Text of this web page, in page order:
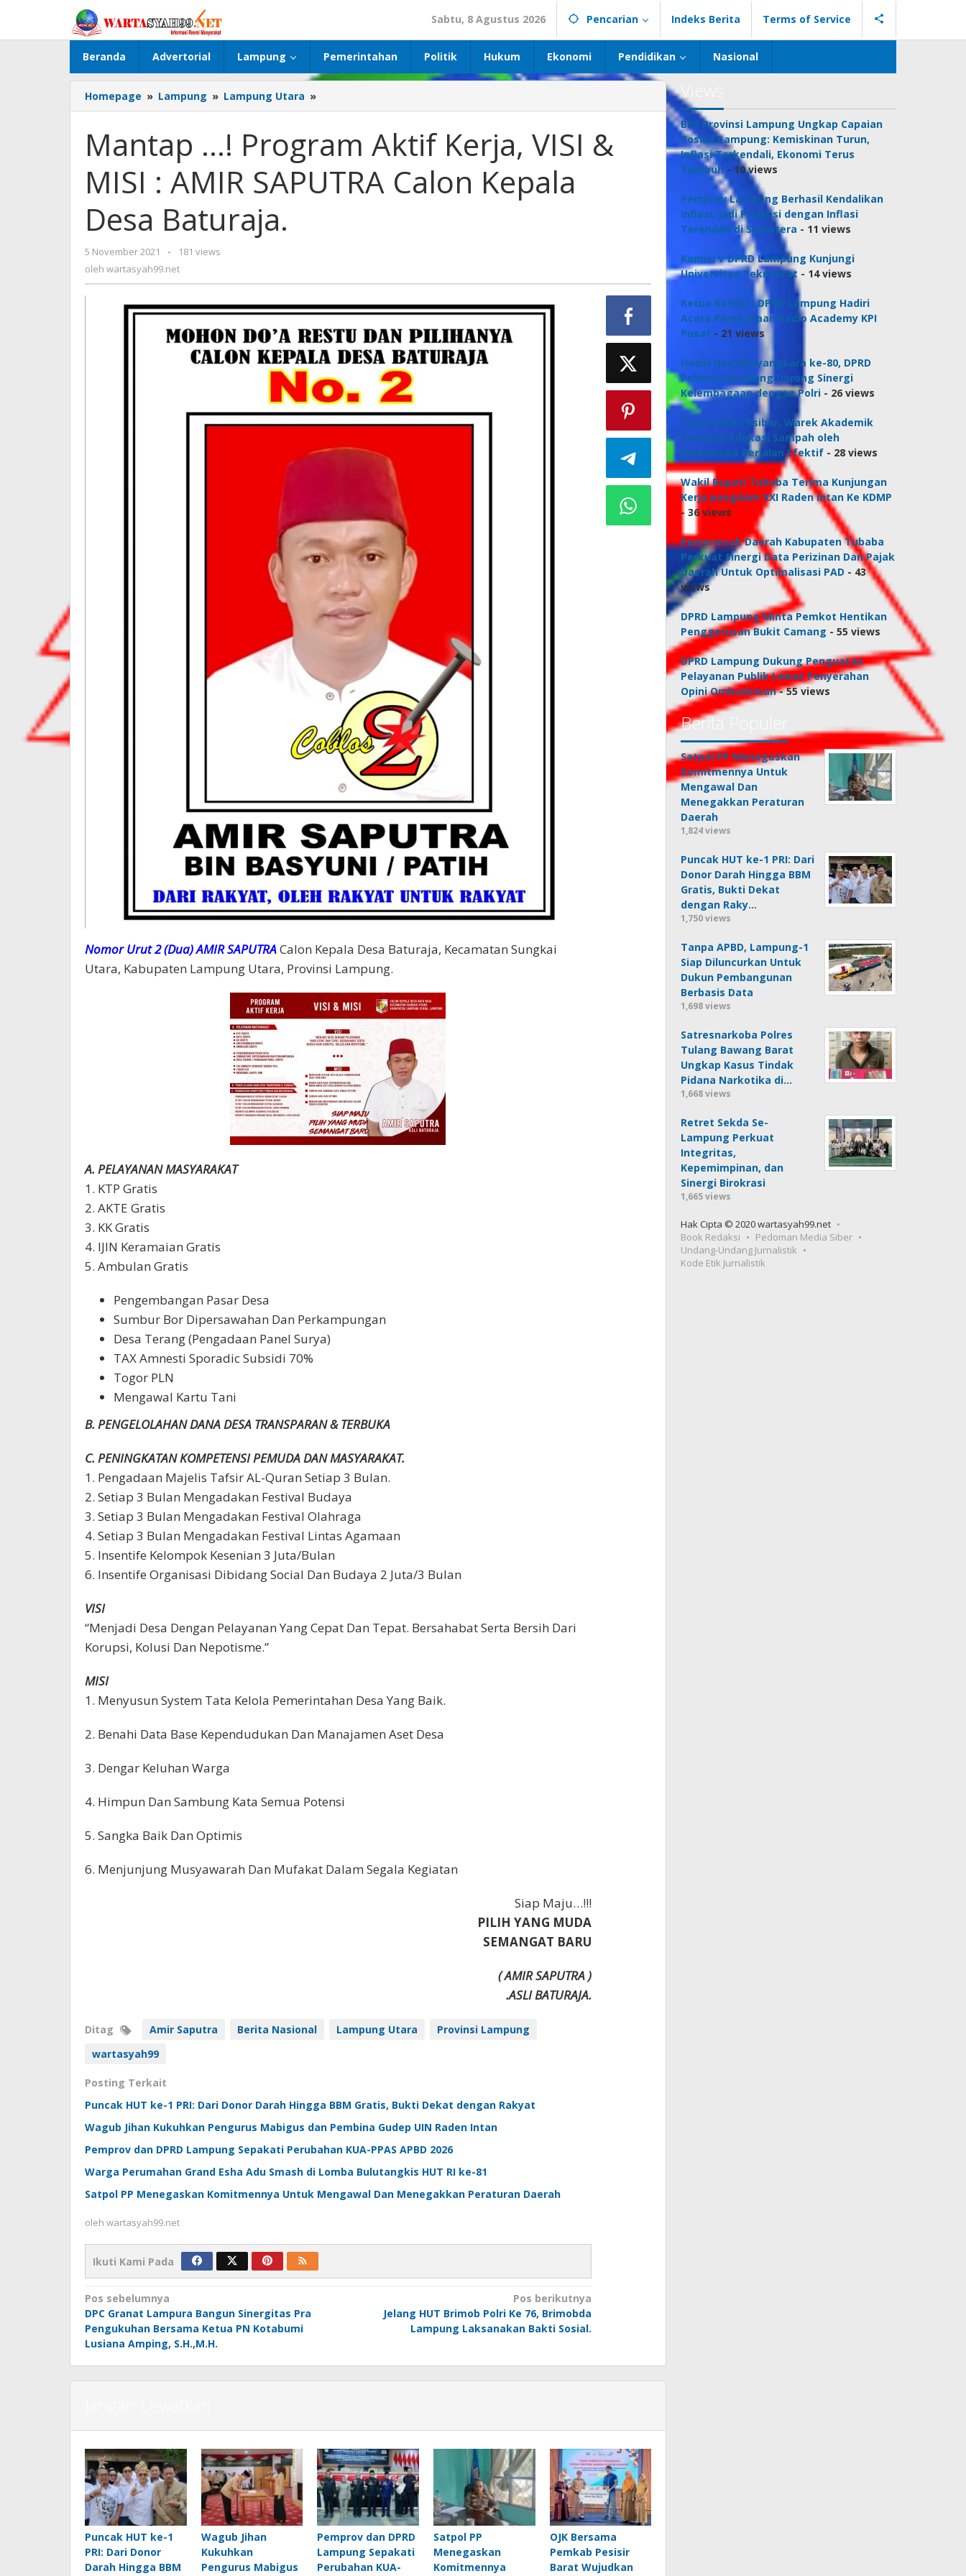
konten
Sabtu, 8 Agustus 2026 Pencarian Indeks Berita Terms of Service
Beranda Advertorial Lampung Pemerintahan Politik Hukum Ekonomi Pendidikan Nasional
Homepage » Lampung » Lampung Utara »
...!
Aktif
Kerja,
VISI
&
Baturaja.
Mantap …! Program Aktif Kerja, VISI &
MISI : AMIR SAPUTRA Calon Kepala
Desa Baturaja.
5 November 2021
oleh
wartasyah99.net
-
181 views
oleh wartasyah99.net
Nomor Urut 2 (Dua) AMIR SAPUTRACalon Kepala Desa Baturaja, Kecamatan Sungkai
Utara, Kabupaten Lampung Utara, Provinsi Lampung.
A. PELAYANAN MASYARAKAT
1. KTP Gratis
2. AKTE Gratis
3. KK Gratis
4. IJIN Keramaian Gratis
5. Ambulan Gratis
Pengembangan Pasar Desa
Sumbur Bor Dipersawahan Dan Perkampungan
Desa Terang (Pengadaan Panel Surya)
TAX Amnesti Sporadic Subsidi 70%
Togor PLN
Mengawal Kartu Tani
B. PENGELOLAHAN DANA DESA TRANSPARAN & TERBUKA
C. PENINGKATAN KOMPETENSI PEMUDA DAN MASYARAKAT.
1. Pengadaan Majelis Tafsir AL-Quran Setiap 3 Bulan.
2. Setiap 3 Bulan Mengadakan Festival Budaya
3. Setiap 3 Bulan Mengadakan Festival Olahraga
4. Setiap 3 Bulan Mengadakan Festival Lintas Agamaan
5. Insentife Kelompok Kesenian 3 Juta/Bulan
6. Insentife Organisasi Dibidang Social Dan Budaya 2 Juta/3 Bulan
VISI
“Menjadi Desa Dengan Pelayanan Yang Cepat Dan Tepat. Bersahabat Serta Bersih Dari
Korupsi, Kolusi Dan Nepotisme.”
MISI
1. Menyusun System Tata Kelola Pemerintahan Desa Yang Baik.
2. Benahi Data Base Kependudukan Dan Manajamen Aset Desa
3. Dengar Keluhan Warga
4. Himpun Dan Sambung Kata Semua Potensi
5. Sangka Baik Dan Optimis
6. Menjunjung Musyawarah Dan Mufakat Dalam Segala Kegiatan
Siap Maju…!!!
PILIH YANG MUDA
SEMANGAT BARU
( AMIR SAPUTRA )
.ASLI BATURAJA.
Ditag Amir Saputra Berita Nasional Lampung Utara
Provinsi Lampung
wartasyah99
Posting Terkait
Puncak HUT ke-1 PRI: Dari Donor Darah Hingga BBM Gratis, Bukti Dekat dengan Rakyat
Wagub Jihan Kukuhkan Pengurus Mabigus dan Pembina Gudep UIN Raden Intan
Pemprov dan DPRD Lampung Sepakati Perubahan KUA-PPAS APBD 2026
Warga Perumahan Grand Esha Adu Smash di Lomba Bulutangkis HUT RI ke-81
Satpol PP Menegaskan Komitmennya Untuk Mengawal Dan Menegakkan Peraturan Daerah
oleh wartasyah99.net
Ikuti Kami Pada
Navigasi
pos
Pos sebelumnya
DPC Granat Lampura Bangun Sinergitas Pra
Pengukuhan Bersama Ketua PN Kotabumi
Lusiana Amping, S.H.,M.H.
Pos berikutnya
Jelang HUT Brimob Polri Ke 76, Brimobda
Lampung Laksanakan Bakti Sosial.
Puncak HUT ke-1
PRI: Dari Donor
Darah Hingga BBM
Wagub Jihan
Kukuhkan
Pengurus Mabigus
Pemprov dan DPRD
Lampung Sepakati
Perubahan KUA-
Satpol PP
Menegaskan
Komitmennya
OJK Bersama
Pemkab Pesisir
Barat Wujudkan
Views
BPS Provinsi Lampung Ungkap Capaian
Positif Lampung: Kemiskinan Turun,
Inflasi Terkendali, Ekonomi Terus
Tumbuh- 10 views
Pemprov Lampung Berhasil Kendalikan
Inflasi, Jadi Provinsi dengan Inflasi
Terendah di Sumatera - 11 views
Komisi V DPRD Lampung Kunjungi
Universitas Teknokrat - 14 views
Ketua Komisi I DPRD Lampung Hadiri
Acara Pembukaan Radio Academy KPI
Pusat - 21 views
Hadiri Hari Bhayangkara ke-80, DPRD
Provinsi Lampung Dorong Sinergi
Kelembagaan dengan Polri - 26 views
Tinjau KKN Pesibar, Warek Akademik
Pastikan Edukasi Sampah oleh
Mahasiswa Berjalan Efektif - 28 views
Wakil Bupati Tubaba Terima Kunjungan
Kerja pangdam XXI Raden Intan Ke KDMP
- 36 views
Pemerintah Daerah Kabupaten Tubaba
Perkuat Sinergi Data Perizinan Dan Pajak
Daerah Untuk Optimalisasi PAD - 43
views
DPRD Lampung Minta Pemkot Hentikan
Penggerusan Bukit Camang - 55 views
DPRD Lampung Dukung Penguatan
Pelayanan Publik Lewat Penyerahan
Opini Ombudsman- 55 views
Berita Populer
Satpol PP Menegaskan
Komitmennya Untuk
Mengawal Dan
Menegakkan Peraturan
Daerah
1,824 views
Puncak HUT ke-1 PRI: Dari
Donor Darah Hingga BBM
Gratis, Bukti Dekat
dengan Raky…
1,750 views
Tanpa APBD, Lampung-1
Siap Diluncurkan Untuk
Dukun Pembangunan
Berbasis Data
1,698 views
Satresnarkoba Polres
Tulang Bawang Barat
Ungkap Kasus Tindak
Pidana Narkotika di…
1,668 views
Retret Sekda Se-
Lampung Perkuat
Integritas,
Kepemimpinan, dan
Sinergi Birokrasi
1,665 views
Hak Cipta © 2020 wartasyah99.net
Book Redaksi
Pedoman Media Siber
Undang-Undang Jurnalistik
Kode Etik Jurnalistik